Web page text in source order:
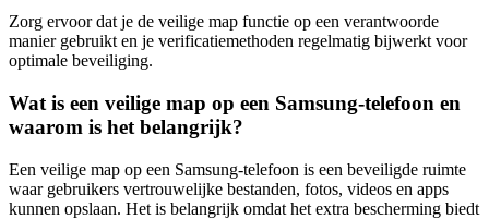
Zorg ervoor dat je de veilige map functie op een verantwoorde
manier gebruikt en je verificatiemethoden regelmatig bijwerkt voor
optimale beveiliging.
Wat is een veilige map op een Samsung-telefoon en
waarom is het belangrijk?
Een veilige map op een Samsung-telefoon is een beveiligde ruimte
waar gebruikers vertrouwelijke bestanden, fotos, videos en apps
kunnen opslaan. Het is belangrijk omdat het extra bescherming biedt